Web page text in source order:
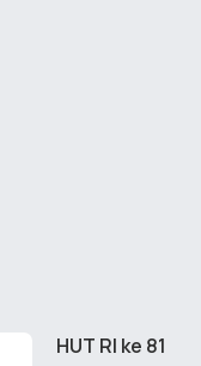
HUT RI ke 81